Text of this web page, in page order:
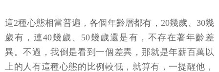
這2種心態相當普遍，各個年齡層都有，20幾歲、30幾
歲有，連40幾歲、50幾歲還是有，不存在著年齡差
異。不過，我倒是看到一個差異，那就是年薪百萬以
上的人有這種心態的比例較低，就算有，一提醒他，